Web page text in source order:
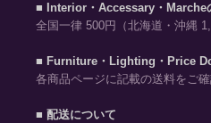
■ Interior・Accessary・Marche
全国一律 500円（北海道・沖縄
■ Furniture・Lighting・Price
各商品ページに記載の送料をご確
■ 配送について